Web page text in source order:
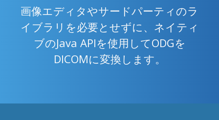
画像エディタやサードパーティのラ
イブラリを必要とせずに、ネイティ
ブのJava APIを使用してODGを
DICOMに変換します。